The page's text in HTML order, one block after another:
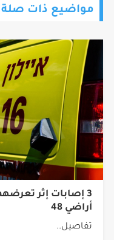
مواضيع ذات صلة
3 إصابات إثر
أراضي 48
تفاصيل..